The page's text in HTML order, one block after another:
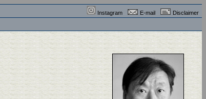
Instagram E-mail Disclaimer